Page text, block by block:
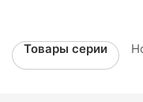
Товары серии